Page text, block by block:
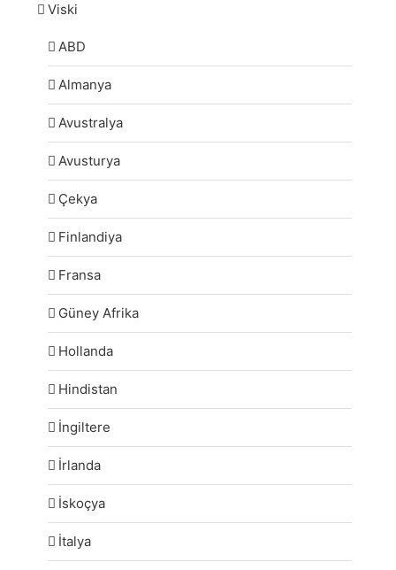
Viski
ABD
Almanya
Avustralya
Avusturya
Çekya
Finlandiya
Fransa
Güney Afrika
Hollanda
Hindistan
İngiltere
İrlanda
İskoçya
İtalya